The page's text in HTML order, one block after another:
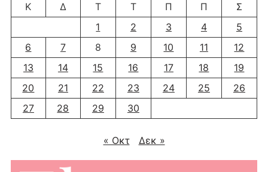
Κ Δ Τ Τ Π Π
Σ
1
2 3 4
5
6
7 8 9 10 11
12
13
14 15 16 17 18
19
20
21 22 23 24 25
26
27
28 29 30
« Οκτ Δεκ »